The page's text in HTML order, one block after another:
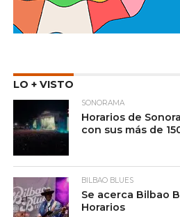
LO + VISTO
SONORAMA
Horarios de
con sus más de
BILBAO BLUES
Se acerca Bilbao
Horarios